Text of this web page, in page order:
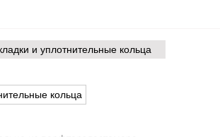
и уплотнительные кольца
кольца